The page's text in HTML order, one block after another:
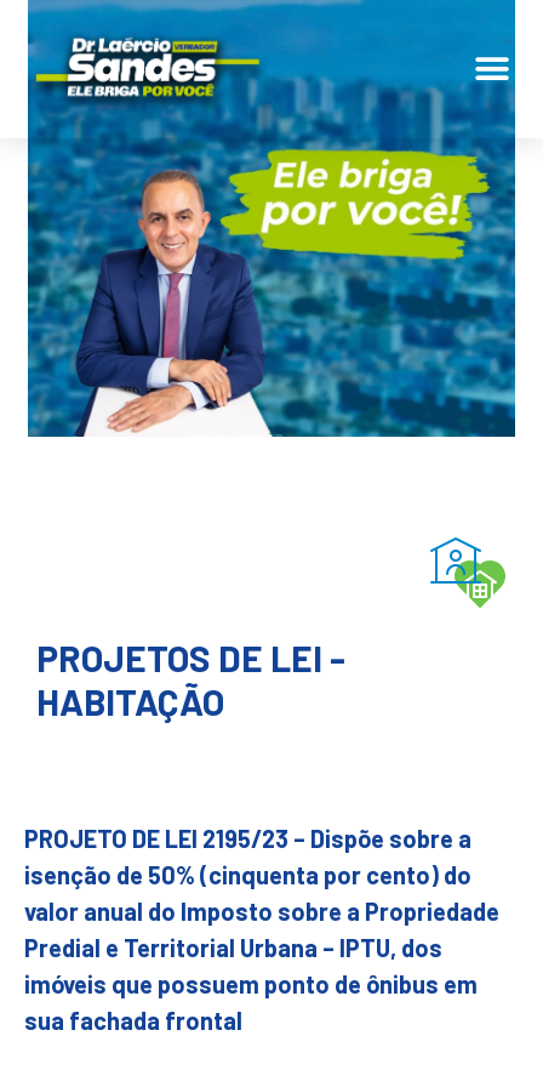
PROJETOS DE LEI -
HABITAÇÃO
PROJETO DE LEI 2195/23 – Dispõe sobre a
isenção de 50% (cinquenta por cento) do
valor anual do Imposto sobre a Propriedade
Predial e Territorial Urbana – IPTU, dos
imóveis que possuem ponto de ônibus em
sua fachada frontal